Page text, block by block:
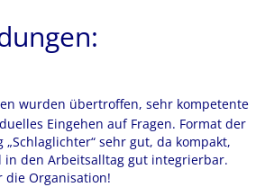
wurden übertroffen, sehr kompetente
Eingehen auf Fragen. Format der
sehr gut, da kompakt,
in den Arbeitsalltag gut integrierbar.
die Organisation!